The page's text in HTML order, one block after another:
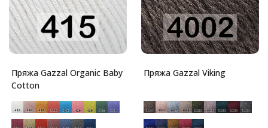
Пряжа Gazzal Organic Baby
Cotton
Пряжа Gazzal Viking